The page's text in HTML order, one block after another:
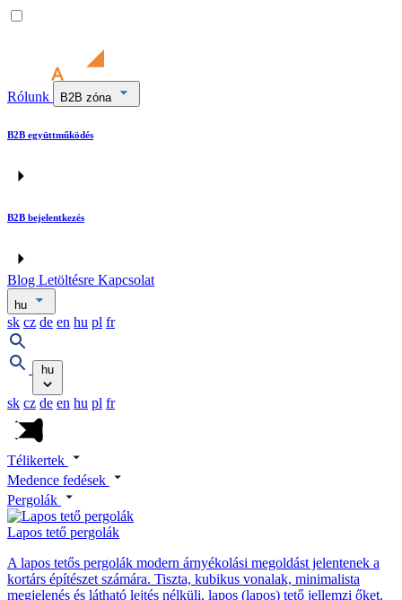
Rólunk B2B zóna
B2B együttműködés
B2B bejelentkezés
Blog Letöltésre Kapcsolat
hu
sk cz de en hu pl fr
hu
sk cz de en hu pl fr
Télikertek
Medence fedések
Pergolák
Lapos tető pergolák
A lapos tetős pergolák modern árnyékolási megoldást jelentenek a
kortárs építészet számára. Tiszta, kubikus vonalak, minimalista
megjelenés és látható lejtés nélküli, lapos (lapos) tető jellemzi őket.